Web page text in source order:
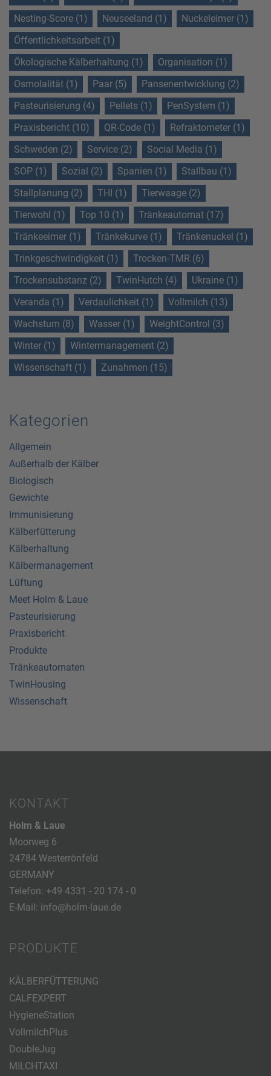
Nesting-Score (1)
Neuseeland (1)
Nuckeleimer (1)
Öffentlichkeitsarbeit (1)
Ökologische Kälberhaltung (1)
Organisation (1)
Osmolalität (1)
Paar (5)
Pansenentwicklung (2)
Pasteurisierung (4)
Pellets (1)
PenSystem (1)
Praxisbericht (10)
QR-Code (1)
Refraktometer (1)
Schweden (2)
Service (2)
Social Media (1)
SOP (1)
Sozial (2) Spanien (1)
Stallbau (1)
Stallplanung (2)
THI (1)
Tierwaage (2)
Tierwohl (1)
Top 10 (1)
Tränkeautomat (17)
Tränkeeimer (1)
Tränkekurve (1)
Tränkenuckel (1)
Trinkgeschwindigkeit (1)
Trocken-TMR (6)
Trockensubstanz (2)
TwinHutch (4)
Ukraine (1)
Veranda (1)
Verdaulichkeit (1)
Vollmilch (13)
Wachstum (8)
Wasser (1)
WeightControl (3)
Winter (1)
Wintermanagement (2)
Wissenschaft (1)
Zunahmen (15)
Kategorien
Allgemein
Außerhalb der Kälber
Biologisch
Gewichte
Immunisierung
Kälberfütterung
Kälberhaltung
Kälbermanagement
Lüftung
Meet Holm & Laue
Pasteurisierung
Praxisbericht
Produkte
Tränkeautomaten
TwinHousing
Wissenschaft
KONTAKT
Holm & Laue
Moorweg 6
24784 Westerrönfeld
GERMANY
Telefon: +49 4331 - 20 174 - 0
E-Mail: info@holm-laue.de
PRODUKTE
KÄLBERFÜTTERUNG
CALFEXPERT
HygieneStation
VollmilchPlus
DoubleJug
MILCHTAXI